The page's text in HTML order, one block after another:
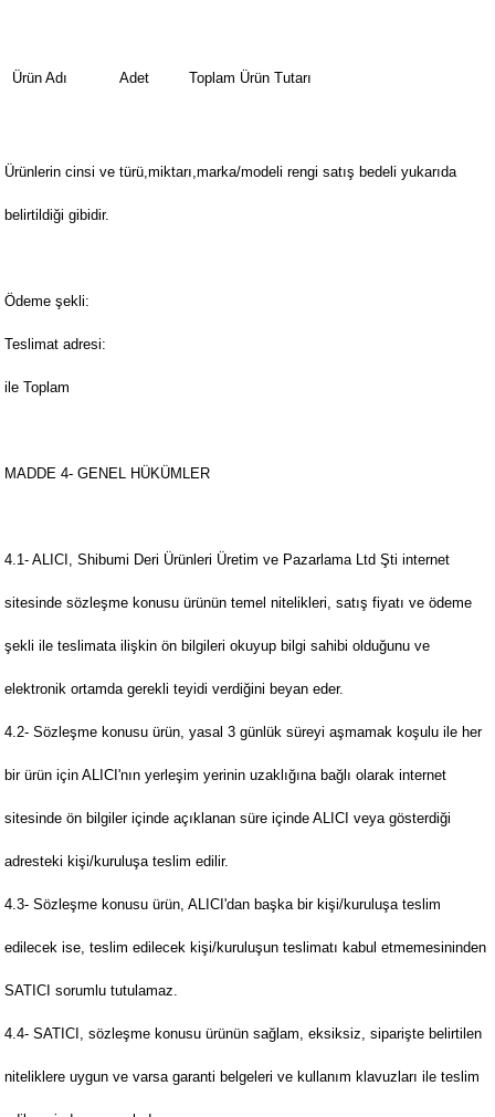
Ürün Adı Adet Toplam Ürün Tutarı
Ürünlerin cinsi ve türü,miktarı,marka/modeli rengi satış bedeli yukarıda
belirtildiği gibidir.
Ödeme şekli:
Teslimat adresi:
ile Toplam
MADDE 4- GENEL HÜKÜMLER
4.1- ALICI, Shibumi Deri Ürünleri Üretim ve Pazarlama Ltd Şti internet
sitesinde sözleşme konusu ürünün temel nitelikleri, satış fiyatı ve ödeme
şekli ile teslimata ilişkin ön bilgileri okuyup bilgi sahibi olduğunu ve
elektronik ortamda gerekli teyidi verdiğini beyan eder.
4.2- Sözleşme konusu ürün, yasal 3 günlük süreyi aşmamak koşulu ile her
bir ürün için ALICI'nın yerleşim yerinin uzaklığına bağlı olarak internet
sitesinde ön bilgiler içinde açıklanan süre içinde ALICI veya gösterdiği
adresteki kişi/kuruluşa teslim edilir.
4.3- Sözleşme konusu ürün, ALICI'dan başka bir kişi/kuruluşa teslim
edilecek ise, teslim edilecek kişi/kuruluşun teslimatı kabul etmemesininden
SATICI sorumlu tutulamaz.
4.4- SATICI, sözleşme konusu ürünün sağlam, eksiksiz, siparişte belirtilen
niteliklere uygun ve varsa garanti belgeleri ve kullanım klavuzları ile teslim